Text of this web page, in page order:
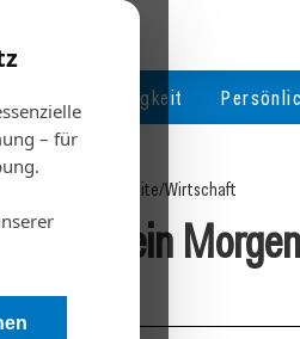
– für
Nachhaltigkeit
Startseite/Wirtschaft
für ein